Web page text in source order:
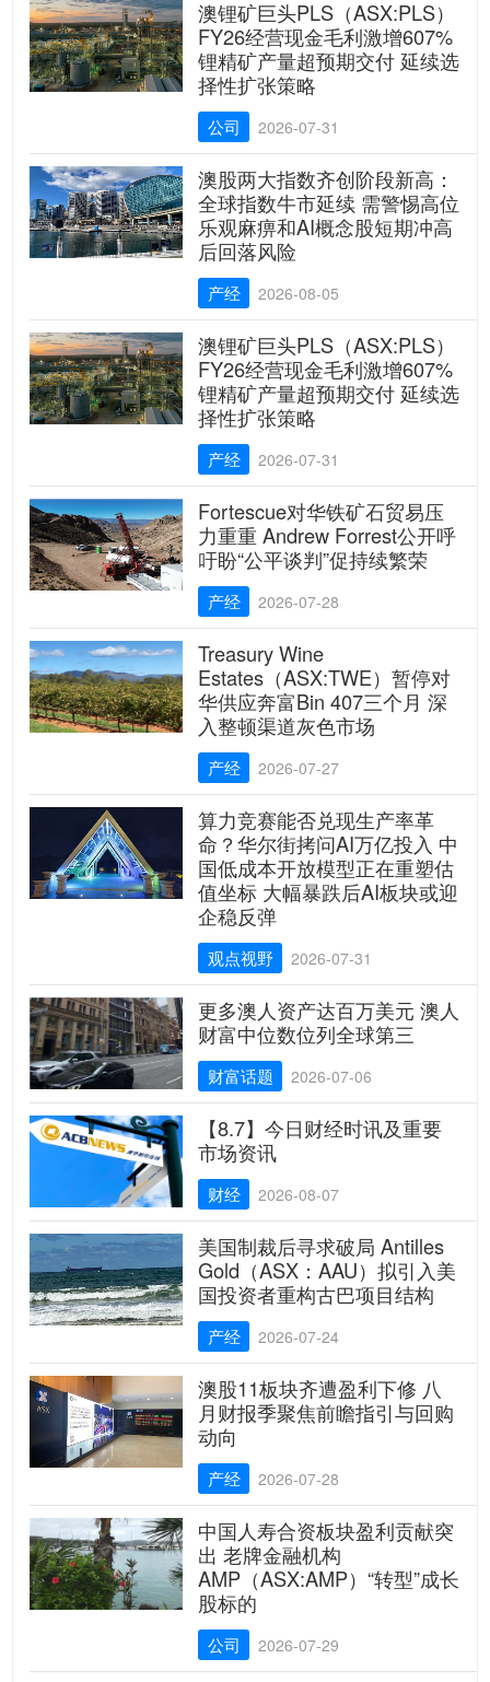
澳锂矿巨头PLS（ASX:PLS）
FY26经营现金毛利激增607%
锂精矿产量超预期交付 延续选
择性扩张策略
公司 2026-07-31
澳股两大指数齐创阶段新高：
全球指数牛市延续 需警惕高位
乐观麻痹和AI概念股短期冲高
后回落风险
产经 2026-08-05
澳锂矿巨头PLS（ASX:PLS）
FY26经营现金毛利激增607%
锂精矿产量超预期交付 延续选
择性扩张策略
产经 2026-07-31
Fortescue对华铁矿石贸易压
力重重 Andrew Forrest公开呼
吁盼“公平谈判”促持续繁荣
产经 2026-07-28
Treasury Wine
Estates（ASX:TWE）暂停对
华供应奔富Bin 407三个月 深
入整顿渠道灰色市场
产经 2026-07-27
算力竞赛能否兑现生产率革
命？华尔街拷问AI万亿投入 中
国低成本开放模型正在重塑估
值坐标 大幅暴跌后AI板块或迎
企稳反弹
观点视野 2026-07-31
更多澳人资产达百万美元 澳人
财富中位数位列全球第三
财富话题 2026-07-06
【8.7】今日财经时讯及重要
市场资讯
财经 2026-08-07
美国制裁后寻求破局 Antilles
Gold（ASX：AAU）拟引入美
国投资者重构古巴项目结构
产经 2026-07-24
澳股11板块齐遭盈利下修 八
月财报季聚焦前瞻指引与回购
动向
产经 2026-07-28
中国人寿合资板块盈利贡献突
出 老牌金融机构
AMP（ASX:AMP）“转型”成长
股标的
公司 2026-07-29